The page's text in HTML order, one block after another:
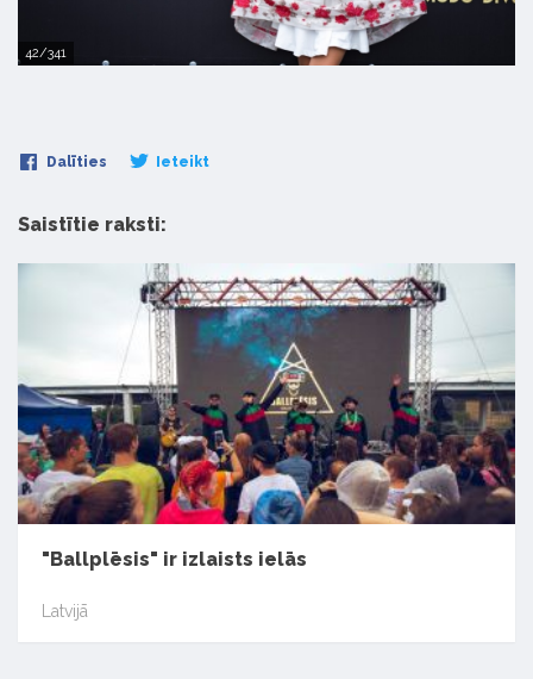
42/341
Dalīties Ieteikt
Saistītie raksti:
"Ballplēsis" ir izlaists ielās
Latvijā